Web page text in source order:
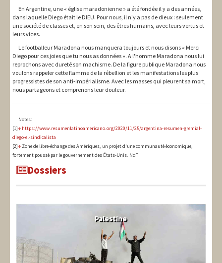
En Argentine, une « église maradonienne » a été fondée il y a des années,
dans laquelle Diego était le DIEU. Pour nous, il n'y a pas de dieux : seulement
une société de classes et, en son sein, des êtres humains, avec leurs vertus et
leurs vices.
Le footballeur Maradona nous manquera toujours et nous disons « Merci
Diego pour ces joies que tu nous as données ». A l'homme Maradona nous lui
reprochons avec dureté son machisme. De la figure publique Maradona nous
voulons rappeler cette flamme de la rébellion et les manifestations les plus
progressistes de son anti-impérialisme. Avec les masses qui pleurent sa mort,
nous partageons et comprenons leur douleur.
Notes:
[1]↑ https://www.resumenlatinoamericano.org/2020/11/25/argentina-resumen-gremial-
diego-el-sindicalista
[2]↑ Zone de libre-échange des Amériques, un projet d'une communauté économique,
fortement poussé par le gouvernement des États-Unis. NdT
Dossiers
Palestine